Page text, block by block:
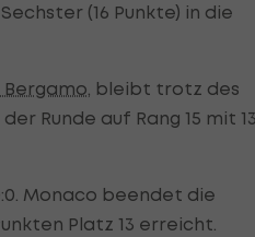
(16 Punkte) in die
, bleibt trotz des
Runde auf Rang 15 mit 13
Monaco beendet die
Platz 13 erreicht.